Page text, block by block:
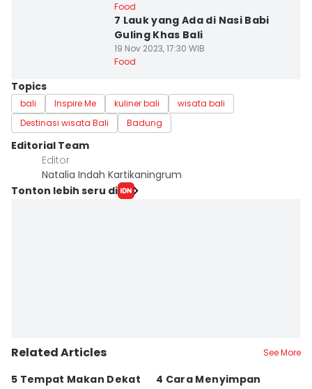
Food
7 Lauk yang Ada di Nasi Babi
Guling Khas Bali
19 Nov 2023, 17:30 WIB
Food
Topics
bali Inspire Me kuliner bali
wisata bali
Destinasi wisata Bali
Badung
Editorial Team
Editor
Natalia Indah Kartikaningrum
Tonton lebih seru di
Related Articles See More
5 Tempat Makan Dekat
4 Cara Menyimpan